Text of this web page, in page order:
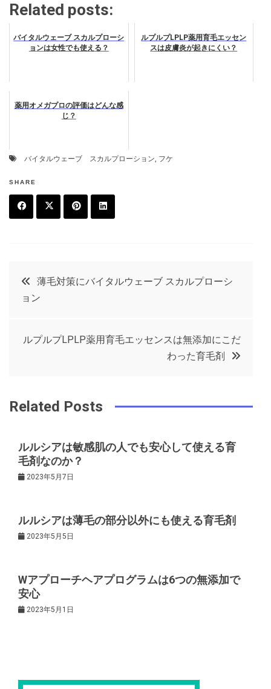
Related posts:
バイタルウェーブ スカルプローシ
ョンは女性でも使える？
ルプルプLPLP薬用育毛エッセン
スは皮膚炎が起きにくい？
薬用オメガプロの評価はどんな感
じ？
バイタルウェーブ スカルプローション, フケ
SHARE
e
e
投
稿
ナ
ゲ
ー
シ
ン
薄毛対策にバイタルウェーブ スカルプローシ
ョン
ルプルプLPLP薬用育毛エッセンスは無添加にこだ
わった育毛剤
Related Posts
ルルシアは敏感肌の人でも安心して使える育
毛剤なのか？
2023年5月7日
ルルシアは薄毛の部分以外にも使える育毛剤
2023年5月5日
Wアプローチヘアプログラムは6つの無添加で
安心
2023年5月1日